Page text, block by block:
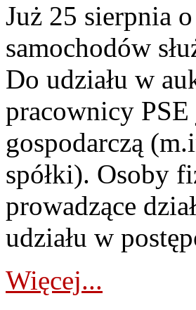
Już 25 sierpnia
samochodów
Do udziału w
pracownicy
gospodarczą
spółki). Osoby
prowadzące
udziału w
Więcej...